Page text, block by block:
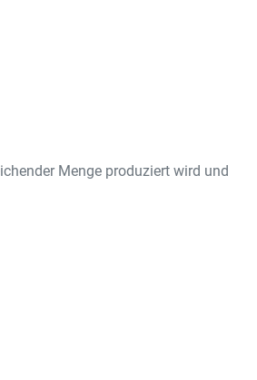
Menge produziert wird und